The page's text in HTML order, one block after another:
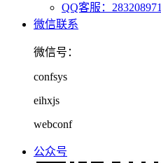
QQ客服：283208971
微信联系
微信号：
confsys
eihxjs
webconf
公众号